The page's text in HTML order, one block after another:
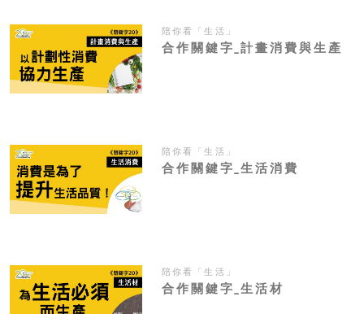
陪你看「生活」
合作關鍵字_計畫消費與生產
陪你看「生活」
合作關鍵字_生活消費
陪你看「生活」
合作關鍵字_生活材